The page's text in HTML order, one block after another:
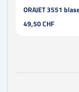
49,50 CHF